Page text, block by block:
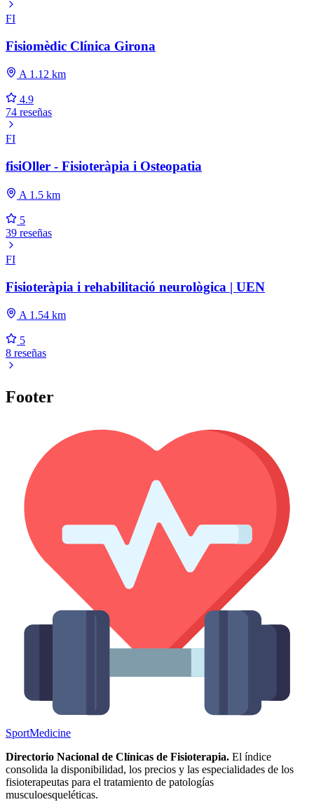
FI
Fisiomèdic Clínica Girona
A 1.12 km
4.9
74 reseñas
FI
fisiOller - Fisioteràpia i Osteopatia
A 1.5 km
5
39 reseñas
FI
Fisioteràpia i rehabilitació neurològica | UEN
A 1.54 km
5
8 reseñas
Footer
SportMedicine
Directorio Nacional de Clínicas de Fisioterapia. El índice
consolida la disponibilidad, los precios y las especialidades de los
fisioterapeutas para el tratamiento de patologías
musculoesqueléticas.